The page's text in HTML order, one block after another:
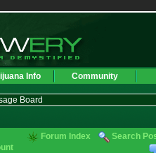
Info Community
Board
Forum Index Search